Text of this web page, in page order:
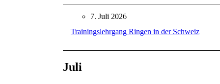
7. Juli 2026
Trainingslehrgang Ringen in der Schweiz
Juli